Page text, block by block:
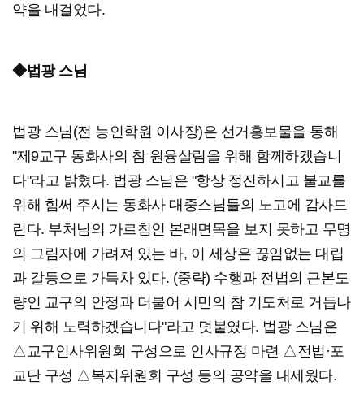
약을 내걸었다.
◆법광 스님
법광 스님(전 능인학원 이사장)은 선거홍보물을 통해
"제9교구 동화사의 참 원융살림을 위해 함께하겠습니
다"라고 밝혔다. 법광 스님은 "항상 정진하시고 불교를
위해 힘써 주시는 동화사 대중스님들의 노고에 감사드
린다. 부처님의 가르침인 본래면목을 보지 못하고 무명
의 그림자에 가려져 있는 바, 이 세상은 끊임없는 대립
과 갈등으로 가득차 있다. (중략) 수행과 전법의 근본도
량인 교구의 안정과 더불어 시민의 참 기도처로 거듭나
기 위해 노력하겠습니다"라고 덧붙였다. 법광 스님은
△교구인사위원회 구성으로 인사규정 마련 △전법·포
교단 구성 △복지위원회 구성 등의 공약을 내세웠다.